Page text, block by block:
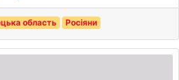
область Росіяни